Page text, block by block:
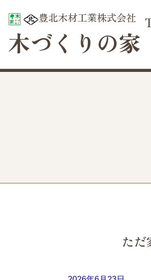
豊北木材工業株式会社
木づくりの家
た